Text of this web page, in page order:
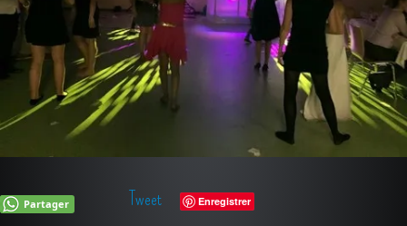
Partager Tweet Enregistrer